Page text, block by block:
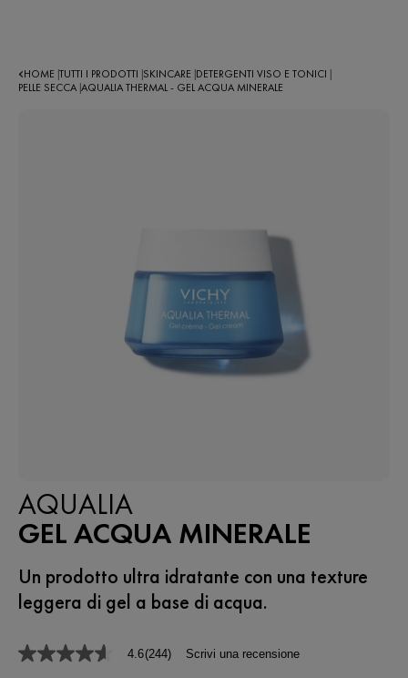
HOME TUTTI I PRODOTTI SKINCARE DETERGENTI VISO E TONICI
PELLE SECCA AQUALIA THERMAL - GEL ACQUA MINERALE
AQUALIA
GEL ACQUA MINERALE
Un prodotto ultra idratante con una texture
leggera di gel a base di acqua.
4.6 4.6(244) Scrivi una recensione